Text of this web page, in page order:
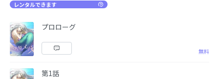
レンタルできます
プロローグ
無料
第1話